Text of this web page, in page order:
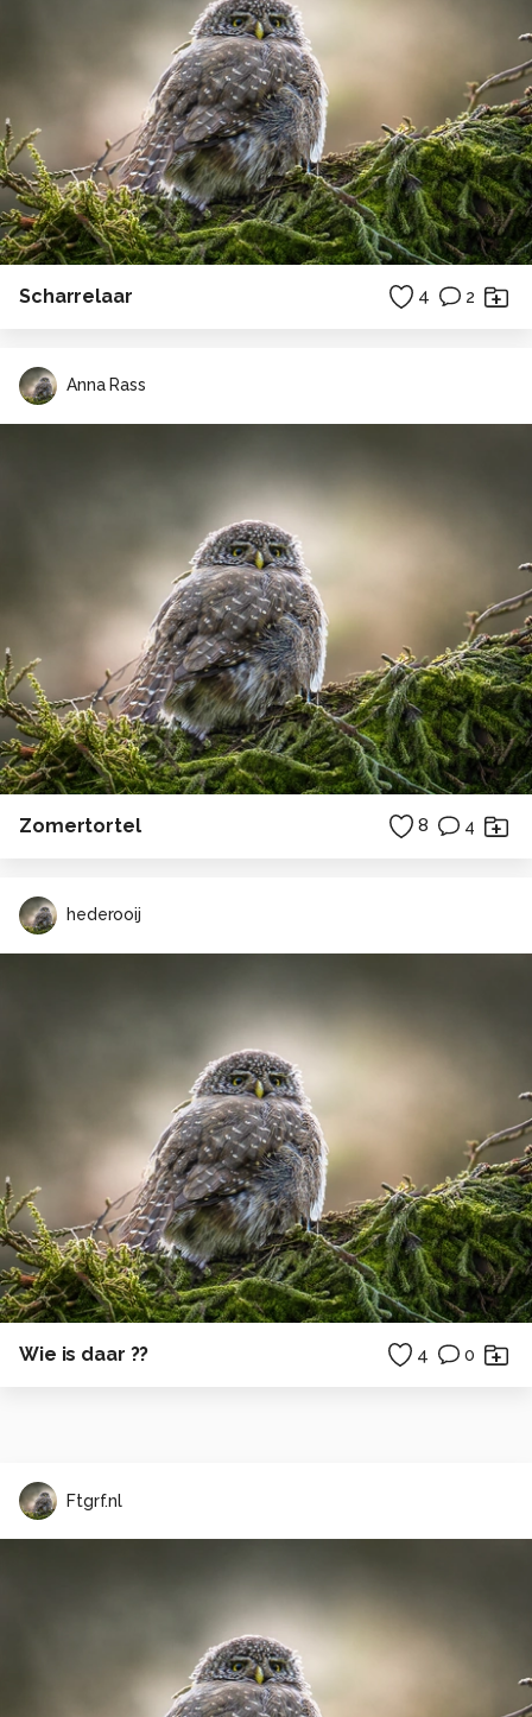
Scharrelaar 4 2
Anna Rass
Zomertortel 8 4
hederooij
Wie is daar ?? 4 0
Ftgrf.nl